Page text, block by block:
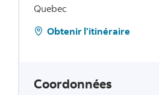
Quebec
Obtenir l’itinéraire
Coordonnées